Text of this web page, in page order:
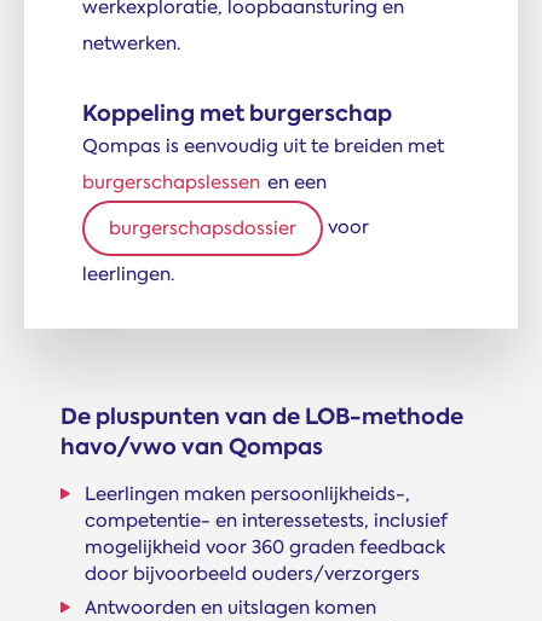
werkexploratie, loopbaansturing en
netwerken.
Koppeling met burgerschap
Qompas is eenvoudig uit te breiden met
burgerschapslessen en een
burgerschapsdossier
voor
leerlingen.
De pluspunten van de LOB-methode
havo/vwo van Qompas
Leerlingen maken persoonlijkheids-,
competentie- en interessetests, inclusief
mogelijkheid voor 360 graden feedback
door bijvoorbeeld ouders/verzorgers
Antwoorden en uitslagen komen